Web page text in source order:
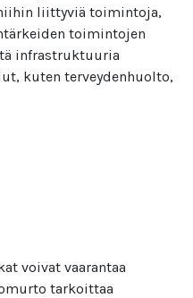
liittyviä toimintoja,
toimintojen
infrastruktuuria
kuten terveydenhuolto,
voivat vaarantaa
tarkoittaa